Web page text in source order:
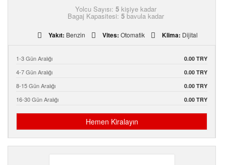
Yolcu Sayısı: 5kişiye kadar
Bagaj Kapasitesi: 5bavula kadar
Yakıt: Benzin Vites: Otomatik Klima: Dijital
1-3 Gün Aralığı 0.00 TRY
4-7 Gün Aralığı 0.00 TRY
8-15 Gün Aralığı 0.00 TRY
16-30 Gün Aralığı 0.00 TRY
Hemen Kiralayın